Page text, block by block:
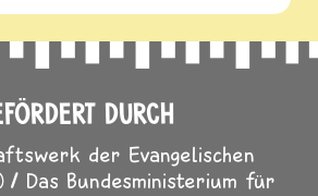
DURCH
der Evangelischen
Das Bundesministerium für